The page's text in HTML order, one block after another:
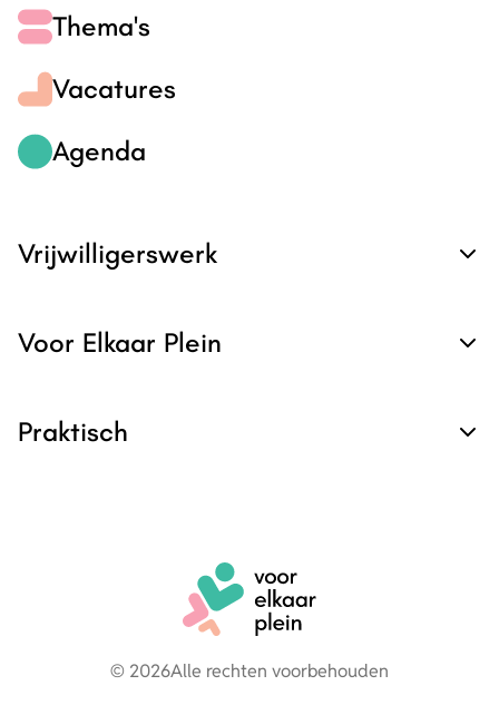
Thema's
Vacatures
Agenda
Vrijwilligerswerk
Voor Elkaar Plein
Praktisch
© 2026Alle rechten voorbehouden